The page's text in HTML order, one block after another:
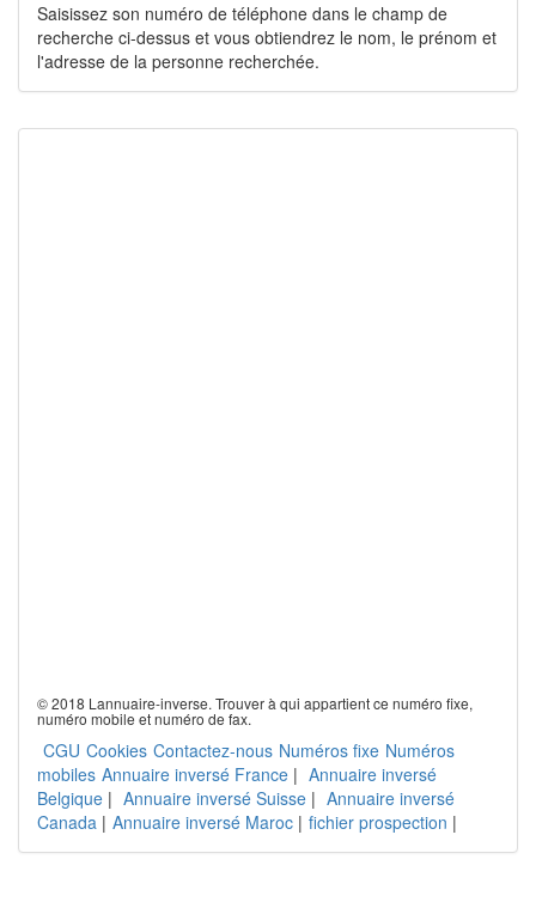
Saisissez son numéro de téléphone dans le champ de
recherche ci-dessus et vous obtiendrez le nom, le prénom et
l'adresse de la personne recherchée.
© 2018 Lannuaire-inverse. Trouver à qui appartient ce numéro fixe,
numéro mobile et numéro de fax.
CGU Cookies Contactez-nous Numéros fixe Numéros
mobiles Annuaire inversé France | Annuaire inversé
Belgique | Annuaire inversé Suisse | Annuaire inversé
Canada | Annuaire inversé Maroc | fichier prospection |